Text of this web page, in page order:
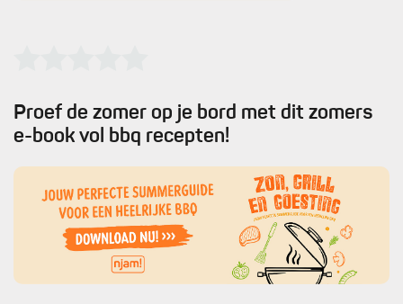
Proef de zomer op je bord met dit zomers
e-book vol bbq recepten!